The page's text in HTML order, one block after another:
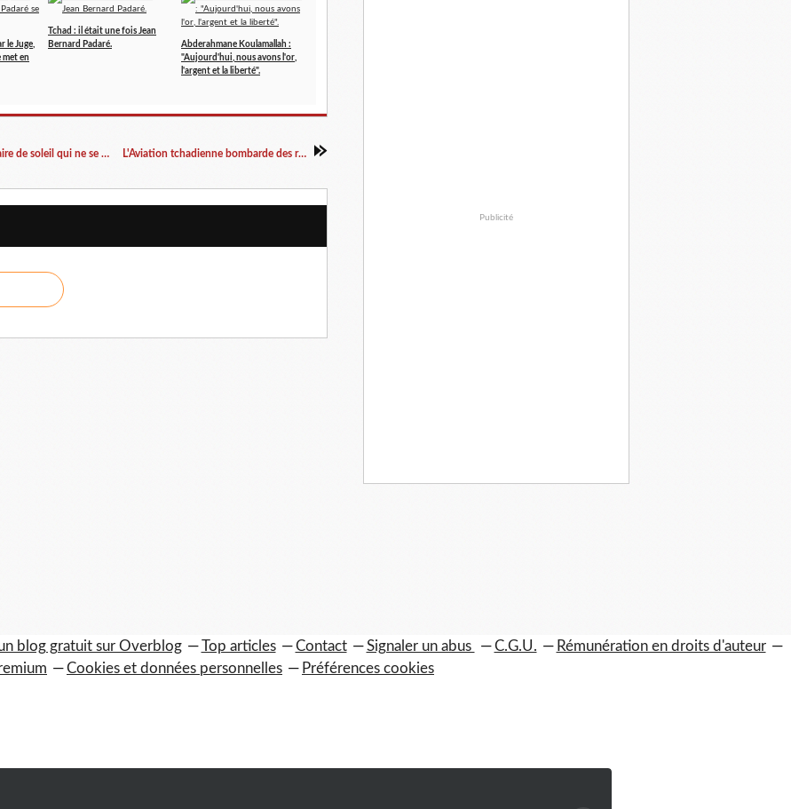
le Juge,
met en
Tchad : il était une fois Jean
Bernard Padaré.
Abderahmane Koulamallah :
"Aujourd'hui, nous avons l'or,
l'argent et la liberté".
Le Sud-Ouest du Tchad sous une éclipse annulaire de soleil qui ne se reproduira pas avant 3043 ! L'Aviation tchadienne bombarde des rebelles dans l'Est
Publicité
blog gratuit sur Overblog Top articles Contact Signaler un abus C.G.U.
Rémunération en droits d'auteur
Cookies et données personnelles Préférences cookies